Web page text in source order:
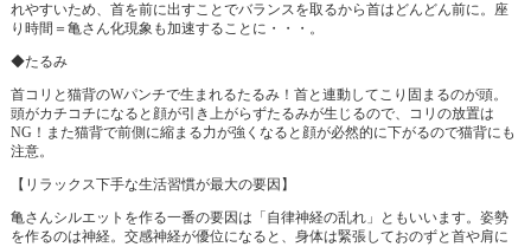
れやすいため、首を前に出すことでバランスを取るから首はどんどん前に。座
り時間＝亀さん化現象も加速することに・・・。
◆たるみ
首コリと猫背のWパンチで生まれるたるみ！首と連動してこり固まるのが頭。
頭がカチコチになると顔が引き上がらずたるみが生じるので、コリの放置は
NG！また猫背で前側に縮まる力が強くなると顔が必然的に下がるので猫背にも
注意。
【リラックス下手な生活習慣が最大の要因】
亀さんシルエットを作る一番の要因は「自律神経の乱れ」ともいいます。姿勢
を作るのは神経。交感神経が優位になると、身体は緊張しておのずと首や肩に